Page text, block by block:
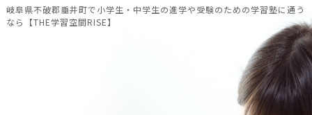
岐阜県不破郡垂井町で小学生・中学生の進学や受験のための学習塾に通う
なら【THE学習空間RISE】